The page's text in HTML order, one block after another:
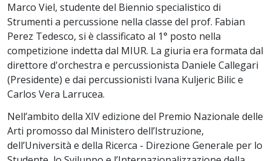
Marco Viel, studente del Biennio specialistico di
Strumenti a percussione nella classe del prof. Fabian
Perez Tedesco, si è classificato al 1° posto nella
competizione indetta dal MIUR. La giuria era formata dal
direttore d'orchestra e percussionista Daniele Callegari
(Presidente) e dai percussionisti Ivana Kuljeric Bilic e
Carlos Vera Larrucea.
Nell’ambito della XIV edizione del Premio Nazionale delle
Arti promosso dal Ministero dell’Istruzione,
dell’Università e della Ricerca - Direzione Generale per lo